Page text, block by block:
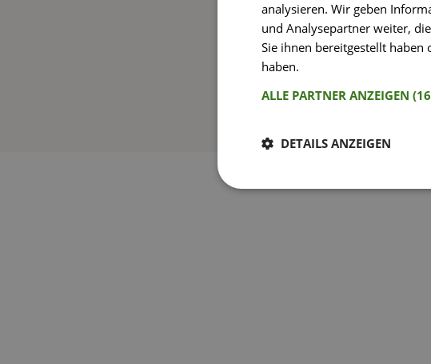
analysieren. Wir geben
und Analysepartner weiter,
Sie ihnen bereitgestellt
haben.
ALLE PARTNER ANZEIGEN
DETAILS ANZEIGEN